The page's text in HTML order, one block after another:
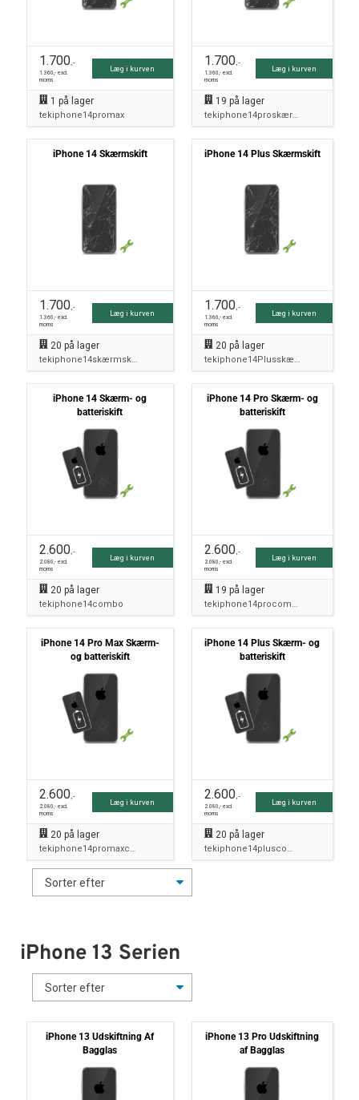
1.700,-
1.360,- excl.
moms
Læg i kurven
1 på lager
tekiphone14promax
1.700,-
1.360,- excl.
moms
Læg i kurven
19 på lager
tekiphone14proskærmskift
iPhone 14 Skærmskift
1.700,-
1.360,- excl.
moms
Læg i kurven
20 på lager
tekiphone14skærmskift
iPhone 14 Plus Skærmskift
1.700,-
1.360,- excl.
moms
Læg i kurven
20 på lager
tekiphone14Plusskærmskift
iPhone 14 Skærm- og
batteriskift
2.600,-
2.080,- excl.
moms
Læg i kurven
20 på lager
tekiphone14combo
iPhone 14 Pro Skærm- og
batteriskift
2.600,-
2.080,- excl.
moms
Læg i kurven
19 på lager
tekiphone14procombo
iPhone 14 Pro Max Skærm-
og batteriskift
2.600,-
2.080,- excl.
moms
Læg i kurven
20 på lager
tekiphone14promaxcombo
iPhone 14 Plus Skærm- og
batteriskift
2.600,-
2.080,- excl.
moms
Læg i kurven
20 på lager
tekiphone14pluscombo
iPhone 13 Serien
iPhone 13 Udskiftning Af
Bagglas
iPhone 13 Pro Udskiftning
af Bagglas